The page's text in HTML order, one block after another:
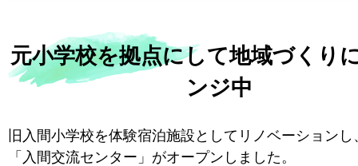
元小学校を拠点にして地域づくり
ンジ中
旧入間小学校を体験宿泊施設としてリノベーション
「入間交流センター」がオープンしました。